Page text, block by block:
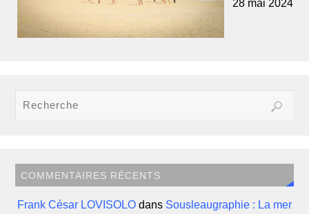
28 mai 2024
COMMENTAIRES RÉCENTS
Frank César LOVISOLO dans Sousleaugraphie : La mer